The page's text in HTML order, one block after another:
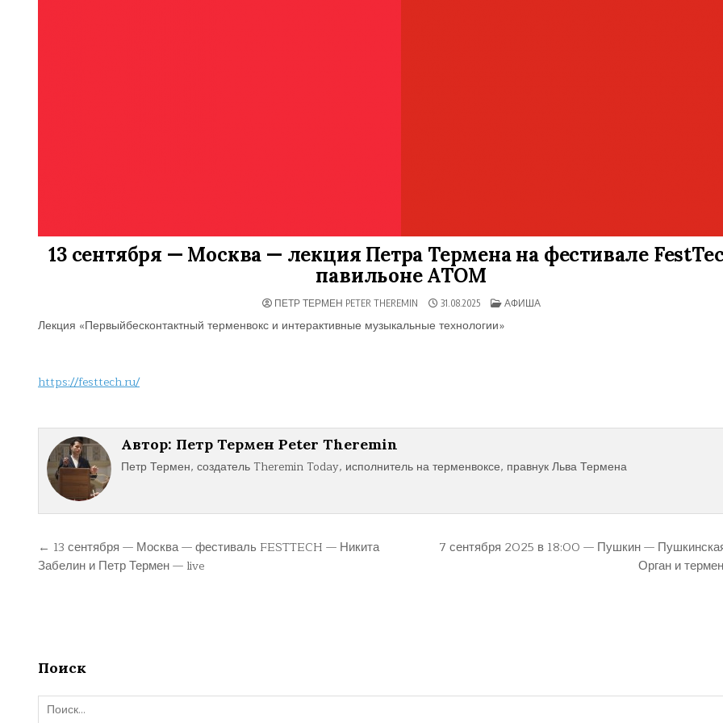
13 сентября — Москва — лекция Петра Термена на фестивале
павильоне АТОМ
ПЕТР ТЕРМЕН PETER THEREMIN 31.08.2025
ОПУБЛИКОВАНО
АФИША
Лекция «Первыйбесконтактный терменвокс и интерактивные музыкальные технологии»
https://festtech.ru/
Автор: Петр Термен Peter Theremin
Петр Термен, создатель Theremin Today, исполнитель на терменвоксе, правнук Льва Термена
Навигация
по
7 сентября 2025 в 18:00 — Пушкин —
Орган и
← 13 сентября — Москва — фестиваль FESTTECH — Никита
Забелин и Петр Термен — live
Поиск
Поиск: